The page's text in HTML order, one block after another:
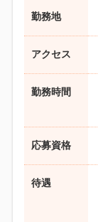
勤務地
アクセス
勤務時間
応募資格
待遇